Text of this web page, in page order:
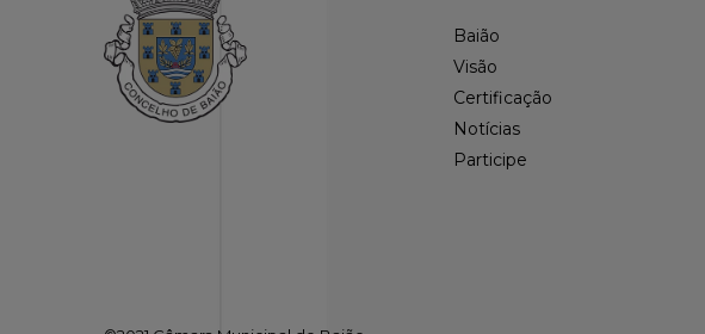
Baião
Visão
Certificação
Notícias
Participe